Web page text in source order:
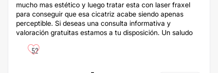
mucho mas estético y luego tratar esta con laser fraxel
para conseguir que esa cicatriz acabe siendo apenas
perceptible. Si deseas una consulta informativa y
valoración gratuitas estamos a tu disposición. Un saludo
52